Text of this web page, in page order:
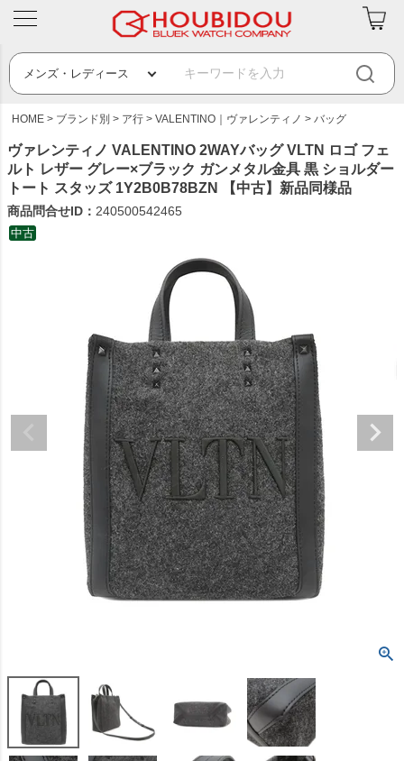
HOME ブランド別 ア行 VALENTINO｜ヴァレンティノ バッグ
ヴァレンティノ VALENTINO 2WAYバッグ VLTN ロゴ フェ
ルト レザー グレー×ブラック ガンメタル金具 黒 ショルダー
トート スタッズ 1Y2B0B78BZN 【中古】新品同様品
商品問合せID： 240500542465
中古